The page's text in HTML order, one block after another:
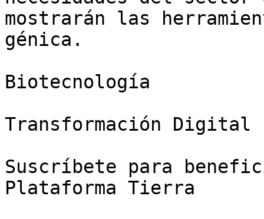
mostrarán las
génica.
Biotecnología
Transformación Digital
Suscríbete para
Plataforma Tierra